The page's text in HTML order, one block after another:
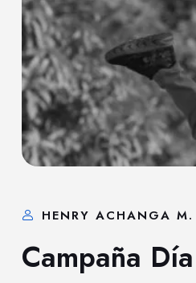
HENRY ACHANGA M.
Campaña